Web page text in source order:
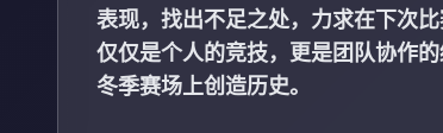
表现，找出不足之处，力求在下次
仅仅是个人的竞技，更是团队协作
冬季赛场上创造历史。